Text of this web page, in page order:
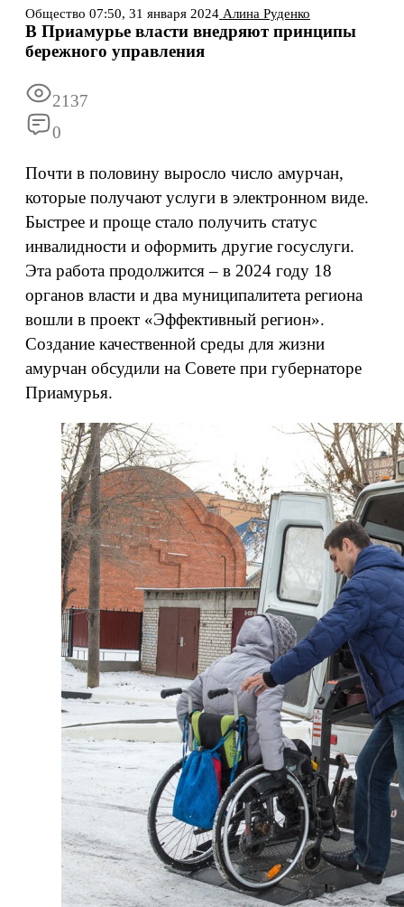
Информация Подписка
Общество 07:50, 31 января 2024 Алина Руденко
В Приамурье власти внедряют принципы
бережного управления
2137
0
Почти в половину выросло число амурчан,
которые получают услуги в электронном виде.
Быстрее и проще стало получить статус
инвалидности и оформить другие госуслуги.
Эта работа продолжится – в 2024 году 18
органов власти и два муниципалитета региона
вошли в проект «Эффективный регион».
Создание качественной среды для жизни
амурчан обсудили на Совете при губернаторе
Приамурья.